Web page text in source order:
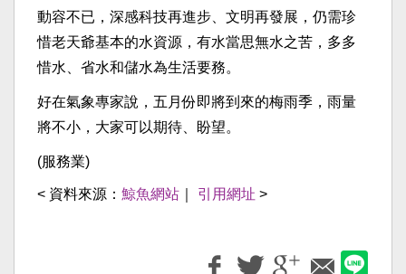
動容不已，深感科技再進步、文明再發展，仍需珍
惜老天爺基本的水資源，有水當思無水之苦，多多
惜水、省水和儲水為生活要務。
好在氣象專家說，五月份即將到來的梅雨季，雨量
將不小，大家可以期待、盼望。
(服務業)
< 資料來源： 鯨魚網站 引用網址 >